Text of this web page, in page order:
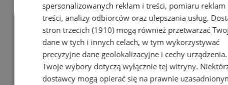
spersonalizowanych reklam i treści, pomiaru reklam
treści, analizy odbiorców oraz ulepszania usług.
stron trzecich (1910)mogą również przetwarzać
dane w tych i innych celach, w tym wykorzystywać
precyzyjne dane geolokalizacyjne i cechy urządzenia.
Twoje wybory dotyczą wyłącznie tej witryny.
dostawcy mogą opierać się na prawnie